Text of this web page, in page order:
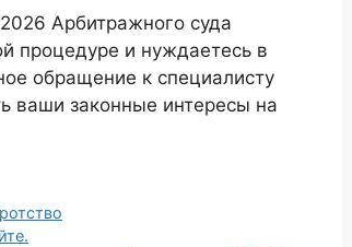
Арбитражного суда
процедуре и нуждаетесь в
обращение к специалисту
ваши законные интересы на